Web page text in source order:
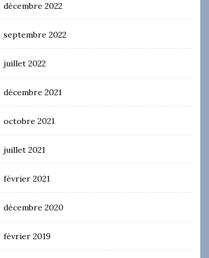
décembre 2022
septembre 2022
juillet 2022
décembre 2021
octobre 2021
juillet 2021
février 2021
décembre 2020
février 2019